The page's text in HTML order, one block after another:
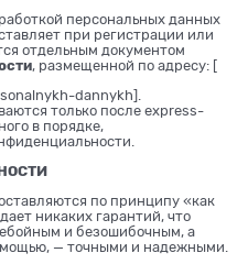
персональных данных
при регистрации или
отдельным документом
, размещенной по адресу: [
dannykh].
только после express-
в порядке,
по принципу «как
никаких гарантий, что
и безошибочным, а
— точными и надежными.